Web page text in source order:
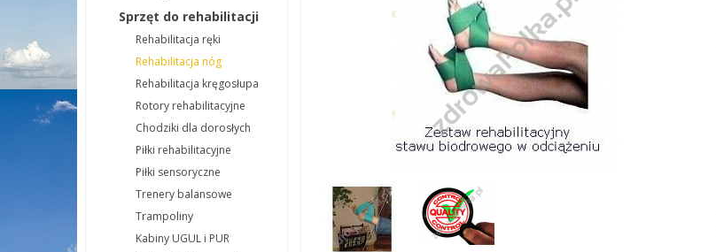
Sprzęt do rehabilitacji
Rehabilitacja ręki
Rehabilitacja nóg
Rehabilitacja kręgosłupa
Rotory rehabilitacyjne
Chodziki dla dorosłych
Piłki rehabilitacyjne
Piłki sensoryczne
Trenery balansowe
Trampoliny
Kabiny UGUL i PUR